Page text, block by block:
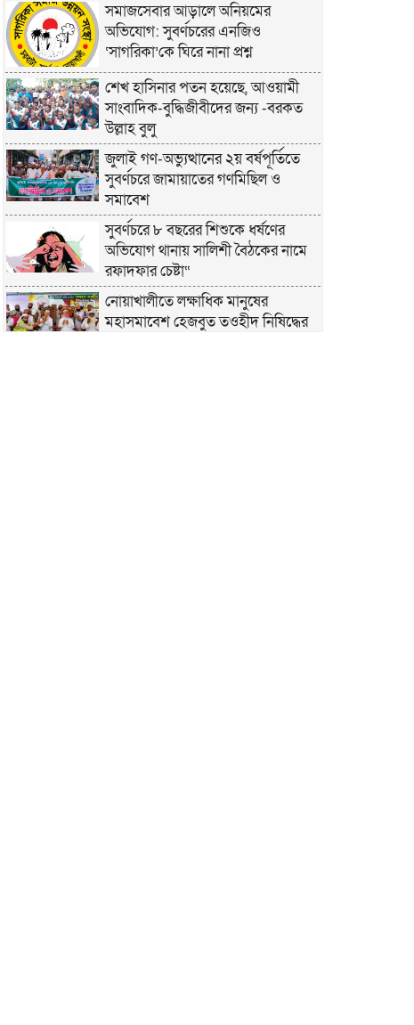
সমাজসেবার আড়ালে অনিয়মের
অভিযোগ: সুবর্ণচরের এনজিও
‘সাগরিকা’কে ঘিরে নানা প্রশ্ন
শেখ হাসিনার পতন হয়েছে, আওয়ামী
সাংবাদিক-বুদ্ধিজীবীদের জন্য -বরকত
উল্লাহ বুলু
জুলাই গণ-অভ্যুত্থানের ২য় বর্ষপূর্তিতে
সুবর্ণচরে জামায়াতের গণমিছিল ও
সমাবেশ
সুবর্ণচরে ৮ বছরের শিশুকে ধর্ষণের
অভিযোগ থানায় সালিশী বৈঠকের নামে
রফাদফার চেষ্টা“
নোয়াখালীতে লক্ষাধিক মানুষের
মহাসমাবেশ হেজবুত তওহীদ নিষিদ্ধের